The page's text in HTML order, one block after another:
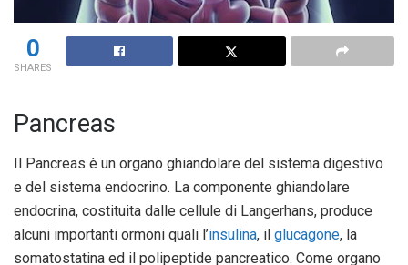
0
SHARES
Pancreas
Il Pancreas è un organo ghiandolare del sistema digestivo
e del sistema endocrino. La componente ghiandolare
endocrina, costituita dalle cellule di Langerhans, produce
alcuni importanti ormoni quali l’insulina, il glucagone, la
somatostatina ed il polipeptide pancreatico. Come organo